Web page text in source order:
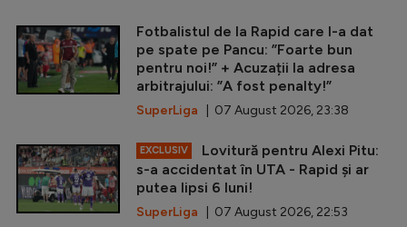
Fotbalistul de la Rapid care l-a dat
pe spate pe Pancu: ”Foarte bun
pentru noi!” + Acuzații la adresa
arbitrajului: ”A fost penalty!”
SuperLiga | 07 August 2026, 23:38
EXCLUSIV
Lovitură pentru Alexi Pitu:
s-a accidentat în UTA - Rapid și ar
putea lipsi 6 luni!
SuperLiga | 07 August 2026, 22:53